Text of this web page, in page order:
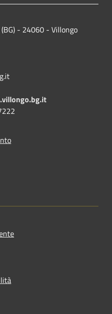
- 24060 - Villongo